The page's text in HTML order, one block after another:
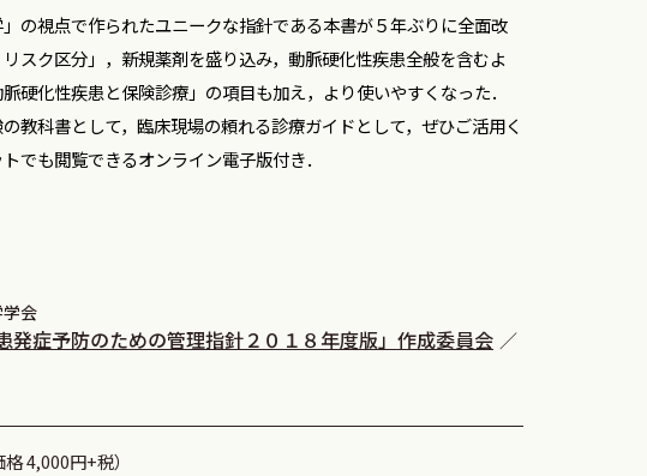
の視点で作られたユニークな指針である本書が５年ぶりに全面改
スク区分」，新規薬剤を盛り込み，動脈硬化性疾患全般を含むよ
硬化性疾患と保険診療」の項目も加え，より使いやすくなった．
教科書として，臨床現場の頼れる診療ガイドとして，ぜひご活用く
でも閲覧できるオンライン電子版付き．
会
発症予防のための管理指針２０１８年度版」作成委員会
格 4,000円+税）